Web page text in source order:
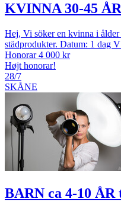
KVINNA 30-45
Hej, Vi söker en kvinna i
städprodukter. Datum: 1 dag
Honorar 4 000 kr
Højt honorar!
28/7
SKÅNE
BARN ca 4-10